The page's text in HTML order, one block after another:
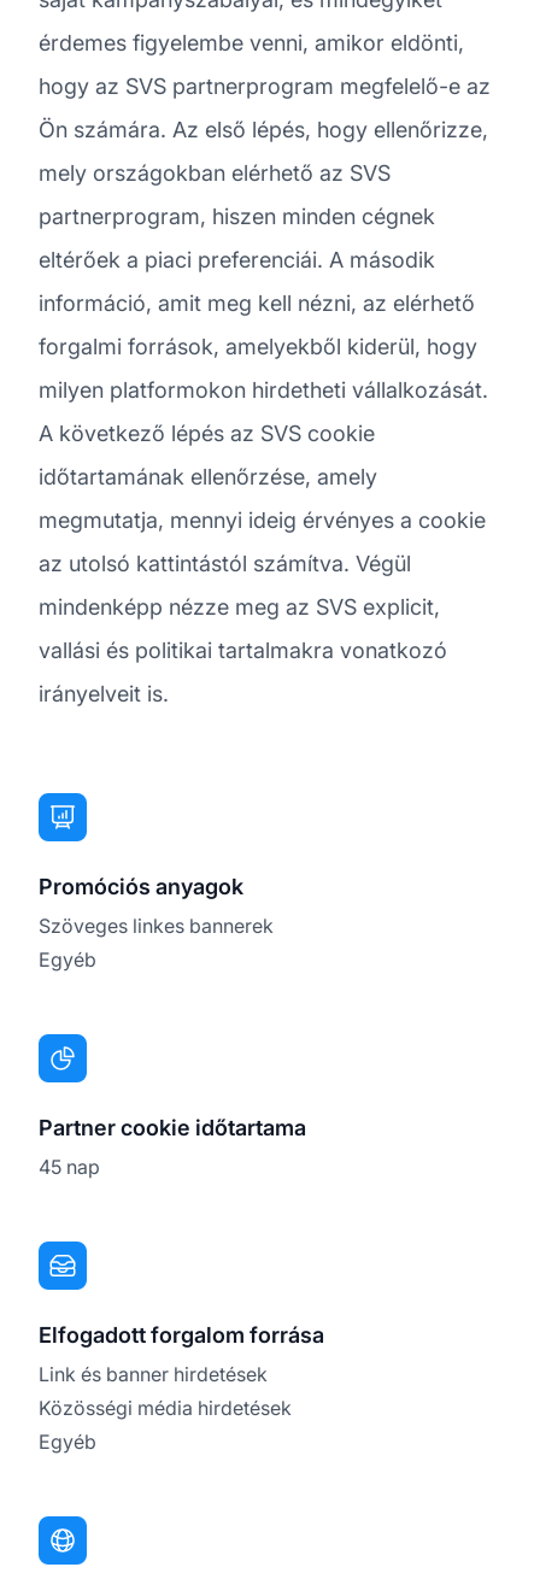
érdemes figyelembe venni, amikor eldönti,
hogy az SVS partnerprogram megfelelő-e az
Ön számára. Az első lépés, hogy ellenőrizze,
mely országokban elérhető az SVS
partnerprogram, hiszen minden cégnek
eltérőek a piaci preferenciái. A második
információ, amit meg kell nézni, az elérhető
forgalmi források, amelyekből kiderül, hogy
milyen platformokon hirdetheti vállalkozását.
A következő lépés az SVS cookie
időtartamának ellenőrzése, amely
megmutatja, mennyi ideig érvényes a cookie
az utolsó kattintástól számítva. Végül
mindenképp nézze meg az SVS explicit,
vallási és politikai tartalmakra vonatkozó
irányelveit is.
Promóciós anyagok
Szöveges linkes bannerek
Egyéb
Partner cookie időtartama
45 nap
Elfogadott forgalom forrása
Link és banner hirdetések
Közösségi média hirdetések
Egyéb